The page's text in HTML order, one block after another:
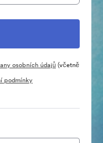
osobních údajů(včetně
podmínky